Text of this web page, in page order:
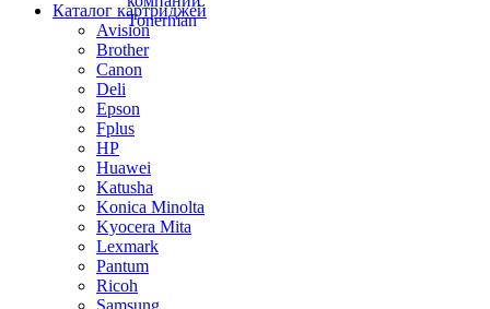
Каталог картриджей
Avision
Brother
Canon
Deli
Epson
Fplus
HP
Huawei
Katusha
Konica Minolta
Kyocera Mita
Lexmark
Pantum
Ricoh
Samsung